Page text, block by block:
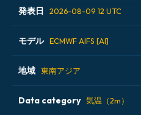
発表日 2026-08-09 12 UTC
2026-08-08 00 UTC
2026-08-08 12 UTC
2026-08-09 00 UTC
モデル ECMWF AIFS [AI]
ALADIN CZ 2.3 km
ECMWF AIFS [AI]
地域 東南アジア
アイスランド
Data category 気温（2m）